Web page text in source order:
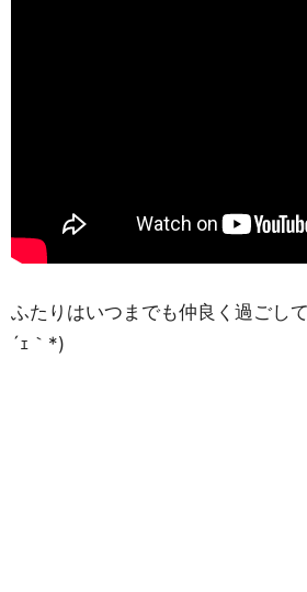
ふたりはいつまでも仲良く過ごし
´ｪ｀*)